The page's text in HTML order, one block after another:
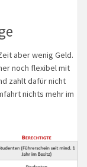
aber wenig Geld.
noch flexibel mit
zahlt dafür nicht
nichts mehr im